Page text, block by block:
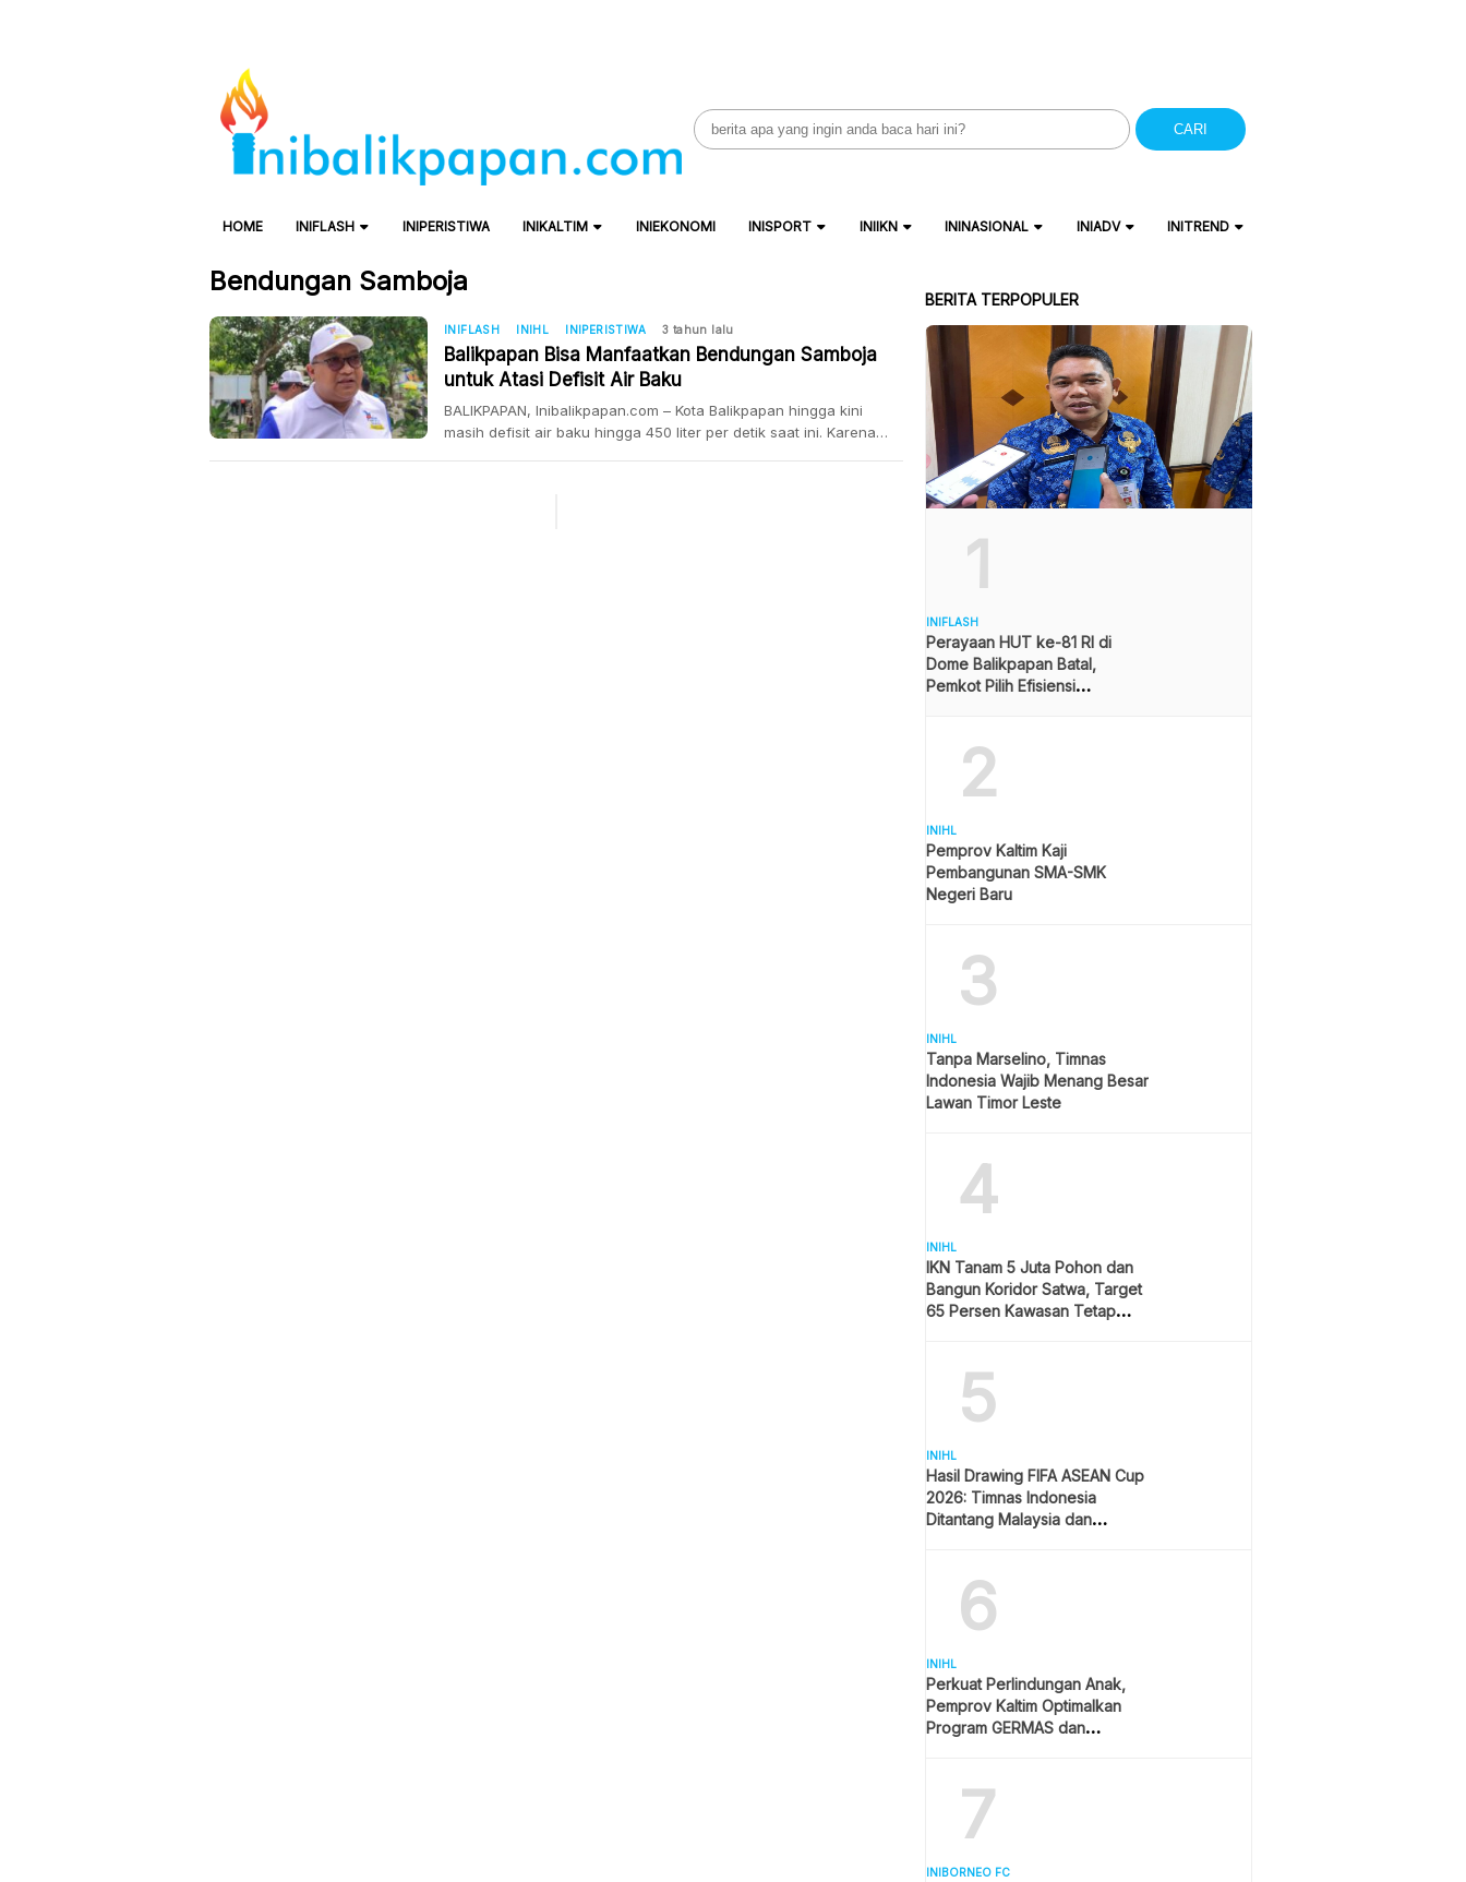
Search
for:
CARI
HOME INIFLASH INIPERISTIWA INIKALTIM INIEKONOMI INISPORT INIIKN ININASIONAL INIADV INITREND
Bendungan Samboja
INIFLASH INIHL INIPERISTIWA 3 tahun lalu
Balikpapan Bisa Manfaatkan Bendungan Samboja
untuk Atasi Defisit Air Baku
BALIKPAPAN, Inibalikpapan.com – Kota Balikpapan hingga kini
masih defisit air baku hingga 450 liter per detik saat ini. Karena
BERITA TERPOPULER
1
INIFLASH
Perayaan HUT ke-81 RI di
Dome Balikpapan Batal,
Pemkot Pilih Efisiensi
2
INIHL
Pemprov Kaltim Kaji
Pembangunan SMA-SMK
Negeri Baru
3
INIHL
Tanpa Marselino, Timnas
Indonesia Wajib Menang Besar
Lawan Timor Leste
4
INIHL
IKN Tanam 5 Juta Pohon dan
Bangun Koridor Satwa, Target
65 Persen Kawasan Tetap
5
INIHL
Hasil Drawing FIFA ASEAN Cup
2026: Timnas Indonesia
Ditantang Malaysia dan
6
INIHL
Perkuat Perlindungan Anak,
Pemprov Kaltim Optimalkan
Program GERMAS dan
7
INIBORNEO FC